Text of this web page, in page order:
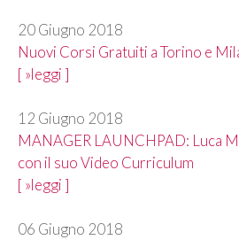
20 Giugno 2018
Nuovi Corsi Gratuiti a Torino e
[ »leggi ]
12 Giugno 2018
MANAGER LAUNCHPAD: Luca
con il suo Video Curriculum
[ »leggi ]
06 Giugno 2018